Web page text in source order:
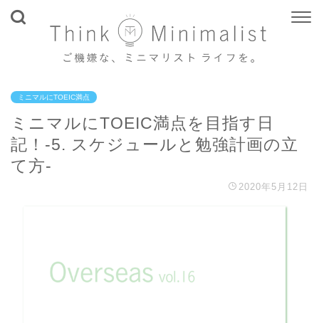
ミニマルにTOEIC満点
ミニマルにTOEIC満点を目指す日
記！-5. スケジュールと勉強計画の立
て方-
2020年5月12日